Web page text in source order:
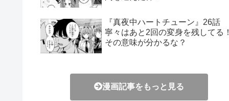
『真夜中ハートチューン』26話
寧々はあと2回の変身を残してる
その意味が分かるな？
漫画記事をもっと見る